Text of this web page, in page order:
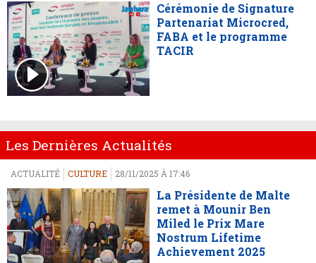
Cérémonie de Signature
Partenariat Microcred,
FABA et le programme
TACIR
Les Dernières Actualités
ACTUALITÉ CULTURE 28/11/2025 À 17:46
La Présidente de Malte
remet à Mounir Ben
Miled le Prix Mare
Nostrum Lifetime
Achievement 2025